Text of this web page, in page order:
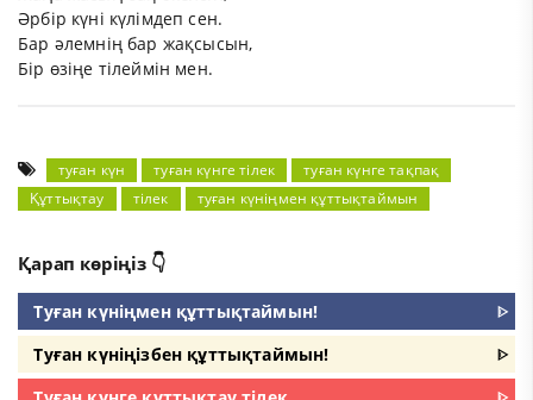
Әрбір күні күлімдеп сен.
Бар әлемнің бар жақсысын,
Бір өзіңе тілеймін мен.
туған күн туған күнге тілек
туған күнге тақпақ
Құттықтау
тілек туған күніңмен құттықтаймын
Қарап көріңіз 👇
Туған күніңмен құттықтаймын!
ᐈ
Туған күніңізбен құттықтаймын!
ᐈ